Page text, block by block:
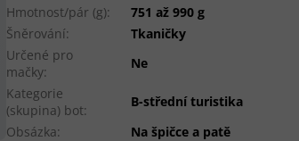
Hmotnost/pár (g):
751 až 990 g
Šněrování:
Tkaničky
Určené pro
mačky:
Ne
Kategorie
(skupina) bot:
B-střední turistika
Obsázka:
Na špičce a patě